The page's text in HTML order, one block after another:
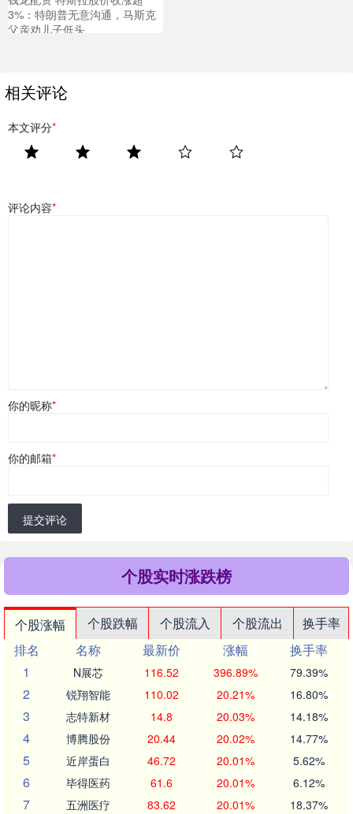
3%：特朗普无意沟通，马斯克
父亲劝儿子低头
相关评论
本文评分*
评论内容*
你的昵称*
你的邮箱*
提交评论
个股实时涨跌榜
个股涨幅 个股跌幅 个股流入 个股流出
换手率
排名
名称 最新价 涨幅
换手率
1
N展芯 116.52 396.89% 79.39%
2 锐翔智能 110.02 20.21% 16.80%
3 志特新材 14.8 20.03% 14.18%
4 博腾股份 20.44 20.02% 14.77%
5 近岸蛋白 46.72 20.01% 5.62%
6 毕得医药 61.6 20.01% 6.12%
7 五洲医疗 83.62 20.01% 18.37%